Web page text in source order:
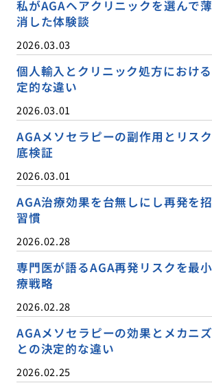
私がAGAヘアクリニックを選んで
消した体験談
2026.03.03
個人輸入とクリニック処方におけ
定的な違い
2026.03.01
AGAメソセラピーの副作用とリス
底検証
2026.03.01
AGA治療効果を台無しにし再発を
習慣
2026.02.28
専門医が語るAGA再発リスクを最
療戦略
2026.02.28
AGAメソセラピーの効果とメカニ
との決定的な違い
2026.02.25